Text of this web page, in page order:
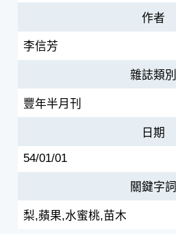
作者
李信芳
雜誌類別
豐年半月刊
日期
54/01/01
關鍵字詞
梨,蘋果,水蜜桃,苗木